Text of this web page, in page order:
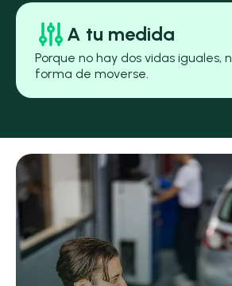
A tu medida
Porque no hay dos vidas iguales,
forma de moverse.